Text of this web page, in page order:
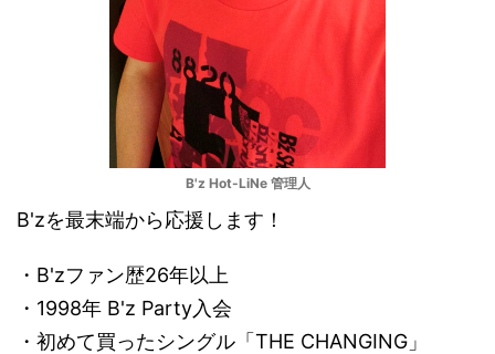
B'z Hot-LiNe 管理人
B'zを最末端から応援します！
・B'zファン歴26年以上
・1998年 B'z Party入会
・初めて買ったシングル「THE CHANGING」